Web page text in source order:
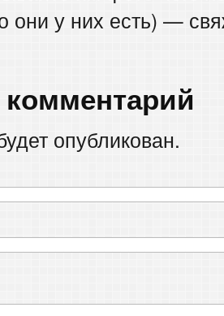
они у них есть) —
опубликован.